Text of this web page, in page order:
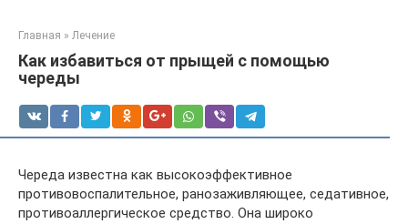
Главная » Лечение
Как избавиться от прыщей с помощью
череды
Череда известна как высокоэффективное
противовоспалительное, ранозаживляющее, седативное,
противоаллергическое средство. Она широко